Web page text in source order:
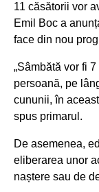
11 căsătorii vor
Emil Boc a
face din nou
„Sâmbătă vor fi
persoană, pe
cununii, în
spus primarul.
De asemenea,
eliberarea unor
naștere sau de